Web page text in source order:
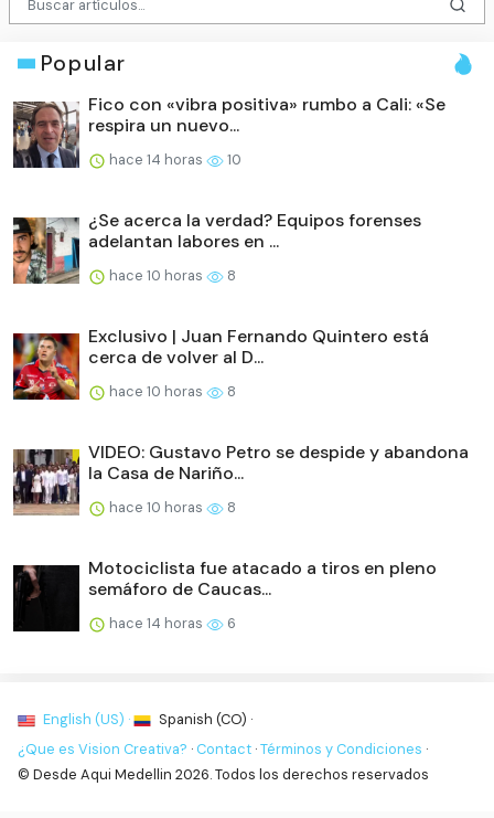
Popular
Fico con «vibra positiva» rumbo a Cali: «Se
respira un nuevo...
hace 14 horas 10
¿Se acerca la verdad? Equipos forenses
adelantan labores en ...
hace 10 horas 8
Exclusivo | Juan Fernando Quintero está
cerca de volver al D...
hace 10 horas 8
VIDEO: Gustavo Petro se despide y abandona
la Casa de Nariño...
hace 10 horas 8
Motociclista fue atacado a tiros en pleno
semáforo de Caucas...
hace 14 horas 6
English (US) ·
Spanish (CO) ·
¿Que es Vision Creativa? · Contact ·Términos y Condiciones ·
© Desde Aqui Medellin 2026. Todos los derechos reservados